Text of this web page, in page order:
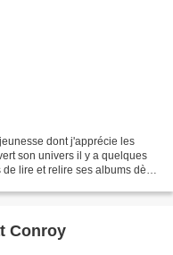
dont j'apprécie les
son univers il y a quelques
lire et relire ses albums dès
Conroy